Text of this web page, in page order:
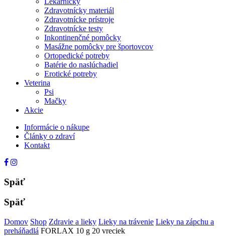
Zdravotnícky materiál
Zdravotnícke prístroje
Zdravotnícke testy
Inkontinenčné pomôcky
Masážne pomôcky pre športovcov
Ortopedické potreby
Batérie do naslúchadiel
Erotické potreby
Veterina
Psi
Mačky
Akcie
Informácie o nákupe
Články o zdraví
Kontakt
Späť
Späť
Domov Shop Zdravie a lieky Lieky na trávenie Lieky na zápchu a
preháňadlá FORLAX 10 g 20 vreciek